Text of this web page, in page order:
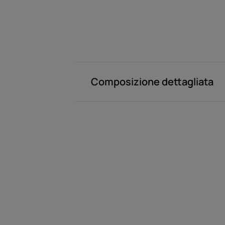
Composizione dettagliata